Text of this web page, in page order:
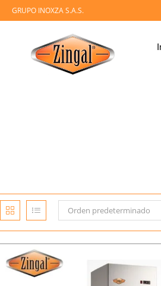
GRUPO INOXZA S.A.S.
Orden predeterminado